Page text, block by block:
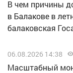
В чем причины
в Балакове в
балаковская
06.08.2026 14:38
Масштабный